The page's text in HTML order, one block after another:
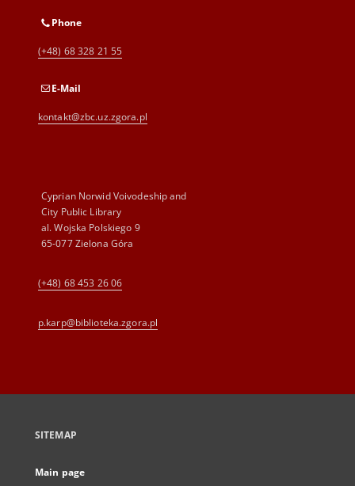
Phone
(+48) 68 328 21 55
E-Mail
kontakt@zbc.uz.zgora.pl
Cyprian Norwid Voivodeship and
City Public Library
al. Wojska Polskiego 9
65-077 Zielona Góra
(+48) 68 453 26 06
p.karp@biblioteka.zgora.pl
SITEMAP
Main page